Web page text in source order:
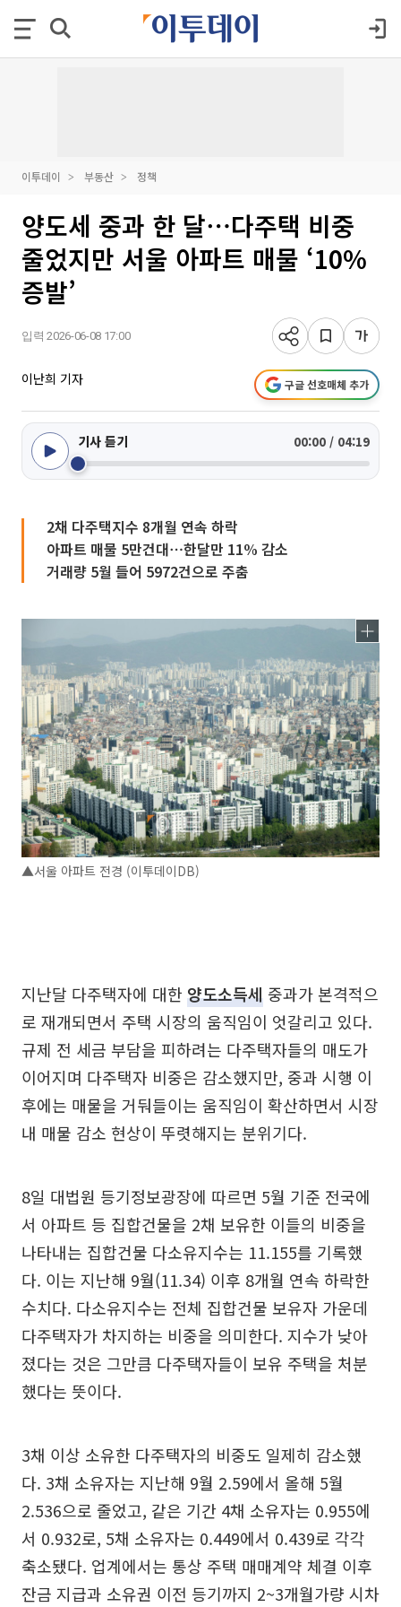
이투데이 부동산 정책
양도세 중과 한 달⋯다주택 비중
줄었지만 서울 아파트 매물 ‘10%
증발’
입력 2026-06-08 17:00
이난희 기자 구글 선호매체 추가
기사 듣기 00:00 / 04:19
2채 다주택지수 8개월 연속 하락
아파트 매물 5만건대⋯한달만 11% 감소
거래량 5월 들어 5972건으로 주춤
▲서울 아파트 전경 (이투데이DB)
지난달 다주택자에 대한 양도소득세 중과가 본격적으
로 재개되면서 주택 시장의 움직임이 엇갈리고 있다.
규제 전 세금 부담을 피하려는 다주택자들의 매도가
이어지며 다주택자 비중은 감소했지만, 중과 시행 이
후에는 매물을 거둬들이는 움직임이 확산하면서 시장
내 매물 감소 현상이 뚜렷해지는 분위기다.
8일 대법원 등기정보광장에 따르면 5월 기준 전국에
서 아파트 등 집합건물을 2채 보유한 이들의 비중을
나타내는 집합건물 다소유지수는 11.155를 기록했
다. 이는 지난해 9월(11.34) 이후 8개월 연속 하락한
수치다. 다소유지수는 전체 집합건물 보유자 가운데
다주택자가 차지하는 비중을 의미한다. 지수가 낮아
졌다는 것은 그만큼 다주택자들이 보유 주택을 처분
했다는 뜻이다.
3채 이상 소유한 다주택자의 비중도 일제히 감소했
다. 3채 소유자는 지난해 9월 2.59에서 올해 5월
2.536으로 줄었고, 같은 기간 4채 소유자는 0.955에
서 0.932로, 5채 소유자는 0.449에서 0.439로 각각
축소됐다. 업계에서는 통상 주택 매매계약 체결 이후
잔금 지급과 소유권 이전 등기까지 2~3개월가량 시차